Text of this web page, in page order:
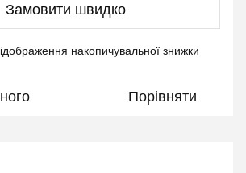
Замовити швидко
накопичувальної знижки
Порівняти